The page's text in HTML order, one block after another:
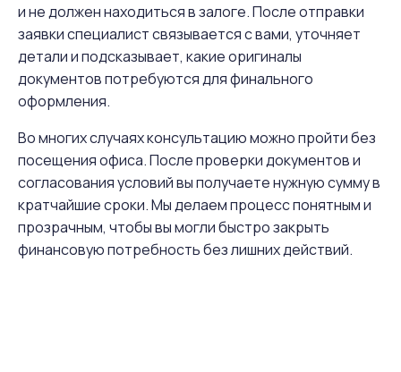
и не должен находиться в залоге. После отправки
заявки специалист связывается с вами, уточняет
детали и подсказывает, какие оригиналы
документов потребуются для финального
оформления.
Во многих случаях консультацию можно пройти без
посещения офиса. После проверки документов и
согласования условий вы получаете нужную сумму в
кратчайшие сроки. Мы делаем процесс понятным и
прозрачным, чтобы вы могли быстро закрыть
финансовую потребность без лишних действий.